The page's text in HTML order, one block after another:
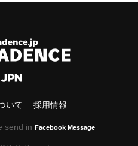
いて 採用情報
send in Facebook Message